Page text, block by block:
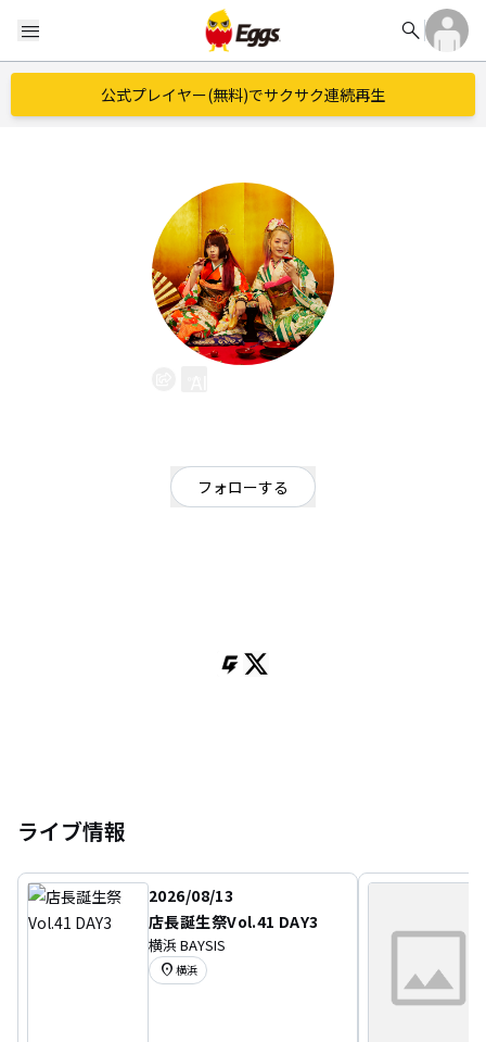
menu search
公式プレイヤー(無料)でサクサク連続再生
フォローする
子ユニット「AINAKANNA」。
2020年にヨーロッパツアーを行う予定だったがコロナウイルスのため順延
ツアー後に制作予定だった2nd Albumを先に制作し、9月「TRANSIT
HAKKEI」を発売。
同じく9月には国際的音楽ショウケースイベント「関西ミュージックカンファ
レンス」にオンラインで出演。
2021年にシングル「勝利のレーン」をリリース。
ライブ情報
2026/08/13
店長誕生祭Vol.41 DAY3
横浜 BAYSIS
location_on 横浜